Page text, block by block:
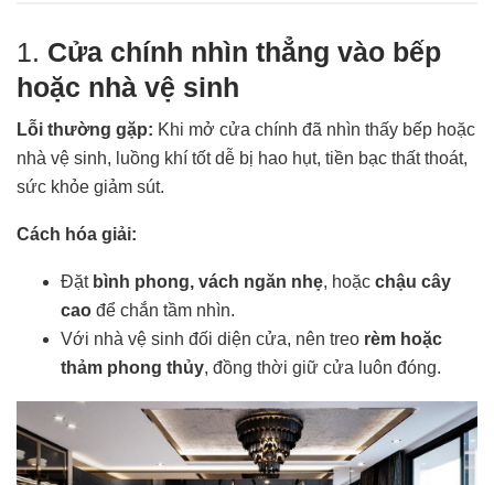
1. Cửa chính nhìn thẳng vào bếp
hoặc nhà vệ sinh
Lỗi thường gặp: Khi mở cửa chính đã nhìn thấy bếp hoặc
nhà vệ sinh, luồng khí tốt dễ bị hao hụt, tiền bạc thất thoát,
sức khỏe giảm sút.
Cách hóa giải:
Đặt bình phong, vách ngăn nhẹ, hoặc chậu cây
cao để chắn tầm nhìn.
Với nhà vệ sinh đối diện cửa, nên treo rèm hoặc
thảm phong thủy, đồng thời giữ cửa luôn đóng.